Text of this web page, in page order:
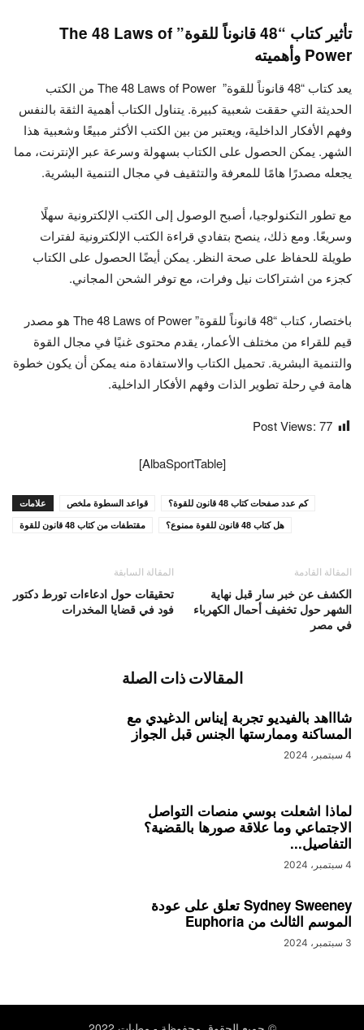
تأثير كتاب “48 قانوناً للقوة” The 48 Laws of
Power وأهميته
يعد كتاب “48 قانوناً للقوة” The 48 Laws of Power من الكتب
الحديثة التي حققت شعبية كبيرة. يتناول الكتاب أهمية الثقة بالنفس
وفهم الأفكار الداخلية، ويعتبر من بين الكتب الأكثر مبيعًا وشعبية هذا
الشهر. يمكن الحصول على الكتاب بسهولة وسرعة عبر الإنترنت، مما
يجعله مصدرًا هامًا للمعرفة والتثقيف في مجال التنمية البشرية.
مع تطور التكنولوجيا، أصبح الوصول إلى الكتب الإلكترونية سهلًا
وسريعًا. ومع ذلك، ينصح بتفادي قراءة الكتب الإلكترونية لفترات
طويلة للحفاظ على صحة النظر. يمكن أيضًا الحصول على الكتاب
كجزء من اشتراكات نيل وفرات، مع توفر الشحن المجاني.
باختصار، كتاب “48 قانوناً للقوة” The 48 Laws of Power هو مصدر
قيم للقراء من مختلف الأعمار، يقدم محتوى غنيًا في مجال القوة
والتنمية البشرية. تحميل الكتاب والاستفادة منه يمكن أن يكون خطوة
هامة في رحلة تطوير الذات وفهم الأفكار الداخلية.
Post Views: 77
[AlbaSportTable]
علامات قواعد السطوة ملخص
كم عدد صفحات كتاب 48 قانون للقوة؟
مقتطفات من كتاب 48 قانون للقوة
هل كتاب 48 قانون للقوة ممنوع؟
المقالة السابقة
تحقيقات حول ادعاءات تورط دكتور
فود في قضايا المخدرات
المقالة القادمة
الكشف عن خبر سار قبل نهاية
الشهر حول تخفيف أحمال الكهرباء
في مصر
المقالات ذات الصلة
شاااهد بالفيديو تجربة إيناس الدغيدي مع
المساكنة وممارستها الجنس قبل الجواز
4 سبتمبر، 2024
لماذا اشعلت بوسي منصات التواصل
الاجتماعي وما علاقة صورها بالقضية؟
التفاصيل...
4 سبتمبر، 2024
Sydney Sweeney تعلق على عودة
الموسم الثالث من Euphoria
3 سبتمبر، 2024